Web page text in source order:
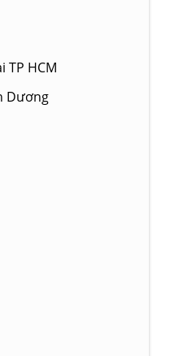
TP HCM
Dương